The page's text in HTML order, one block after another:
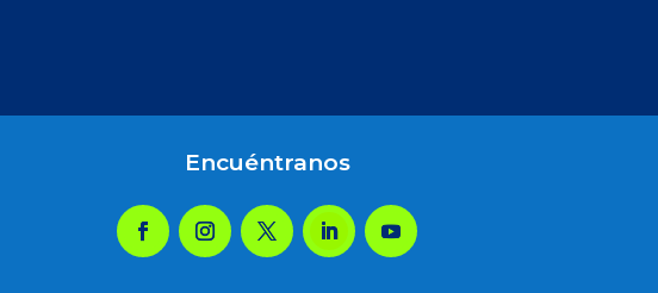
Encuéntranos